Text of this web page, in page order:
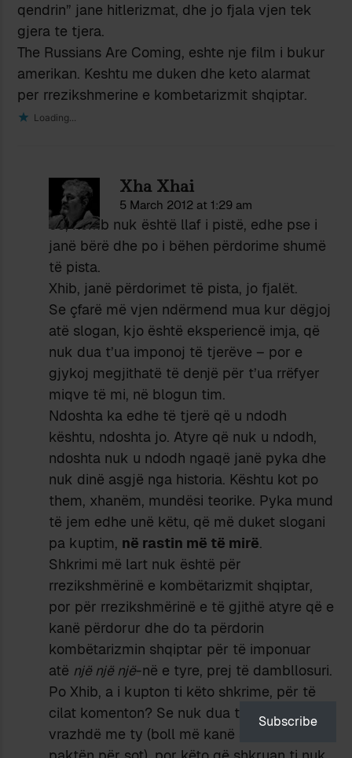
qendrin” jane hitlerizmat, dhe jo fjala vjen tek
gjera te tjera.
The Russians Are Coming, eshte nje film i bukur
amerikan. Keshtu me duken dhe keto alarmat
per rrezikshmerine e kombetarizmit shqiptar.
Loading...
Xha Xhai
5 March 2012 at 1:29 am
Jo, komb nuk është llaf i pistë, edhe pse i
janë bërë dhe po i bëhen përdorime shumë
të pista.
Xhib, janë përdorimet të pista, jo fjalët.
Se çfarë më vjen ndërmend mua kur dëgjoj
atë slogan, kjo është eksperiencë imja, që
nuk dua t’ua imponoj të tjerëve – por e
gjykoj megjithatë të denjë për t’ua rrëfyer
miqve të mi, në blogun tim.
Ndoshta ka edhe të tjerë që u ndodh
kështu, ndoshta jo. Atyre që nuk u ndodh,
ndoshta nuk u ndodh ngaqë janë pyka dhe
nuk dinë asgjë nga historia. Kështu kot po
them, xhanëm, mundësi teorike. Pyka mund
të jem edhe unë këtu, që më duket slogani
pa kuptim, në rastin më të mirë.
Shkrimi më lart nuk është për
rrezikshmërinë e kombëtarizmit shqiptar,
por për rrezikshmërinë e të gjithë atyre që e
kanë përdorur dhe do ta përdorin
kombëtarizmin shqiptar për të imponuar
atë një një një-në e tyre, prej të dambllosuri.
Po Xhib, a i kupton ti këto shkrime, për të
cilat komenton? Se nuk dua të jem i
vrazhdë me ty (boll më kanë akuzuar, të
Subscribe